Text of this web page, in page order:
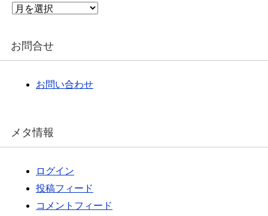
ア
イ
お問合せ
お問い合わせ
メタ情報
ログイン
投稿フィード
コメントフィード